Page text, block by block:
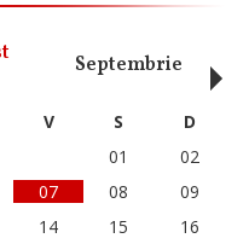
Septembrie
V S
D
01
02
07 08
09
14 15
16